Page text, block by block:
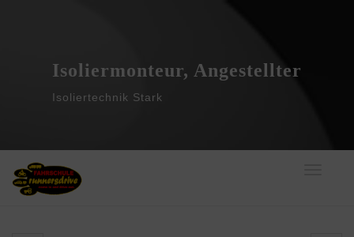
Isoliermonteur, Angestellter
Isoliertechnik Stark